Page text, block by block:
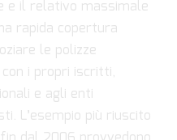
e il relativo massimale
rapida copertura
le polizze
i propri iscritti,
e agli enti
L’esempio più riuscito